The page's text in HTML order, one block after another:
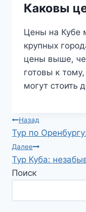
Каковы
Цены на Кубе
крупных
цены выше,
готовы к
могут стоить
Навигация
по
записям
Назад
Тур по
Далее
Тур Куба:
Поиск